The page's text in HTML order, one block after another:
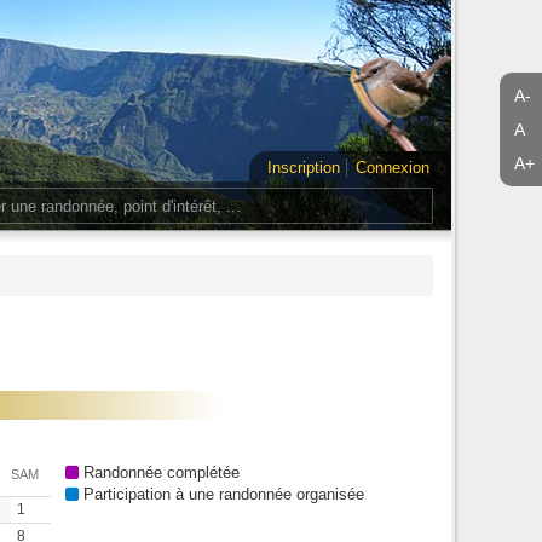
A-
A
A+
Inscription
Connexion
SAM
1
8
Randonnée complétée
Participation à une randonnée organisée